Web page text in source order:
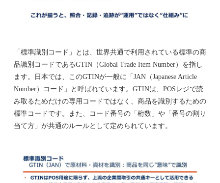
「標準識別コード」とは、世界共通で利用されている標準の商
品識別コードであるGTIN（Global Trade Item Number）を指し
ます。日本では、このGTINが一般に「JAN（Japanese Article
Number）コード」と呼ばれています。GTINは、POSレジで読
み取るためだけの専用コードではなく、商品を識別するための
標準コードです。また、コード番号の「桁数」や「番号の割り
当て方」が共通のルールとして定められています。